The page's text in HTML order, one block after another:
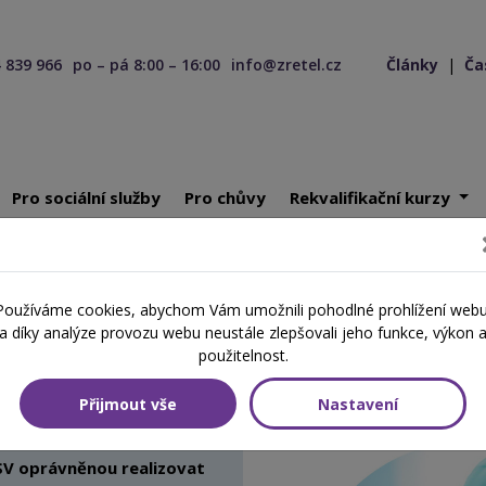
839 966 po – pá 8:00 – 16:00 info@zretel.cz Články |
Pro sociální služby Pro chůvy Rekvalifikační kurzy
v dětské skupině - profesní zkouška
skupině - profesní
oprávněnou realizovat
cookies, abychom Vám umožnili pohodlné prohlížení
a díky analýze provozu webu neustále zlepšovali jeho funkce, výkon a
použitelnost.
Přijmout vše Nastavení